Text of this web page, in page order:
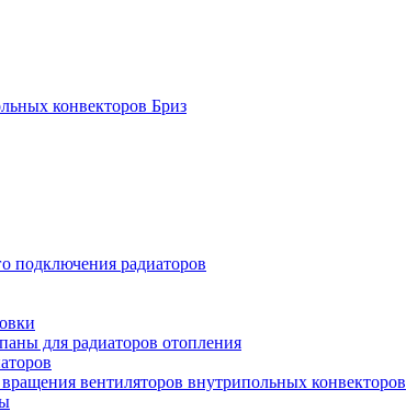
конвекторов Бриз
подключения радиаторов
для радиаторов отопления
вращения вентиляторов внутрипольных конвекторов